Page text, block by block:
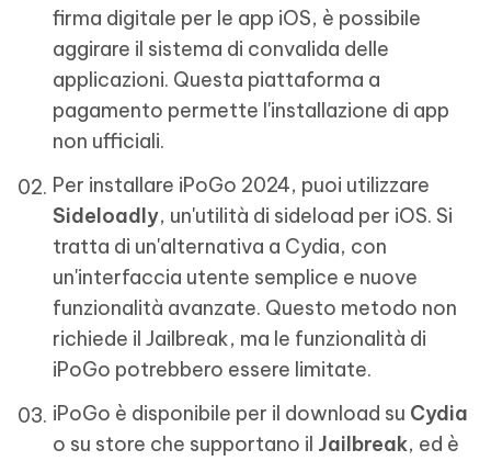
firma digitale per le app iOS, è possibile
aggirare il sistema di convalida delle
applicazioni. Questa piattaforma a
pagamento permette l'installazione di app
non ufficiali.
Per installare iPoGo 2024, puoi utilizzare
Sideloadly, un'utilità di sideload per iOS. Si
tratta di un'alternativa a Cydia, con
un'interfaccia utente semplice e nuove
funzionalità avanzate. Questo metodo non
richiede il Jailbreak, ma le funzionalità di
iPoGo potrebbero essere limitate.
iPoGo è disponibile per il download su Cydia
o su store che supportano il Jailbreak, ed è